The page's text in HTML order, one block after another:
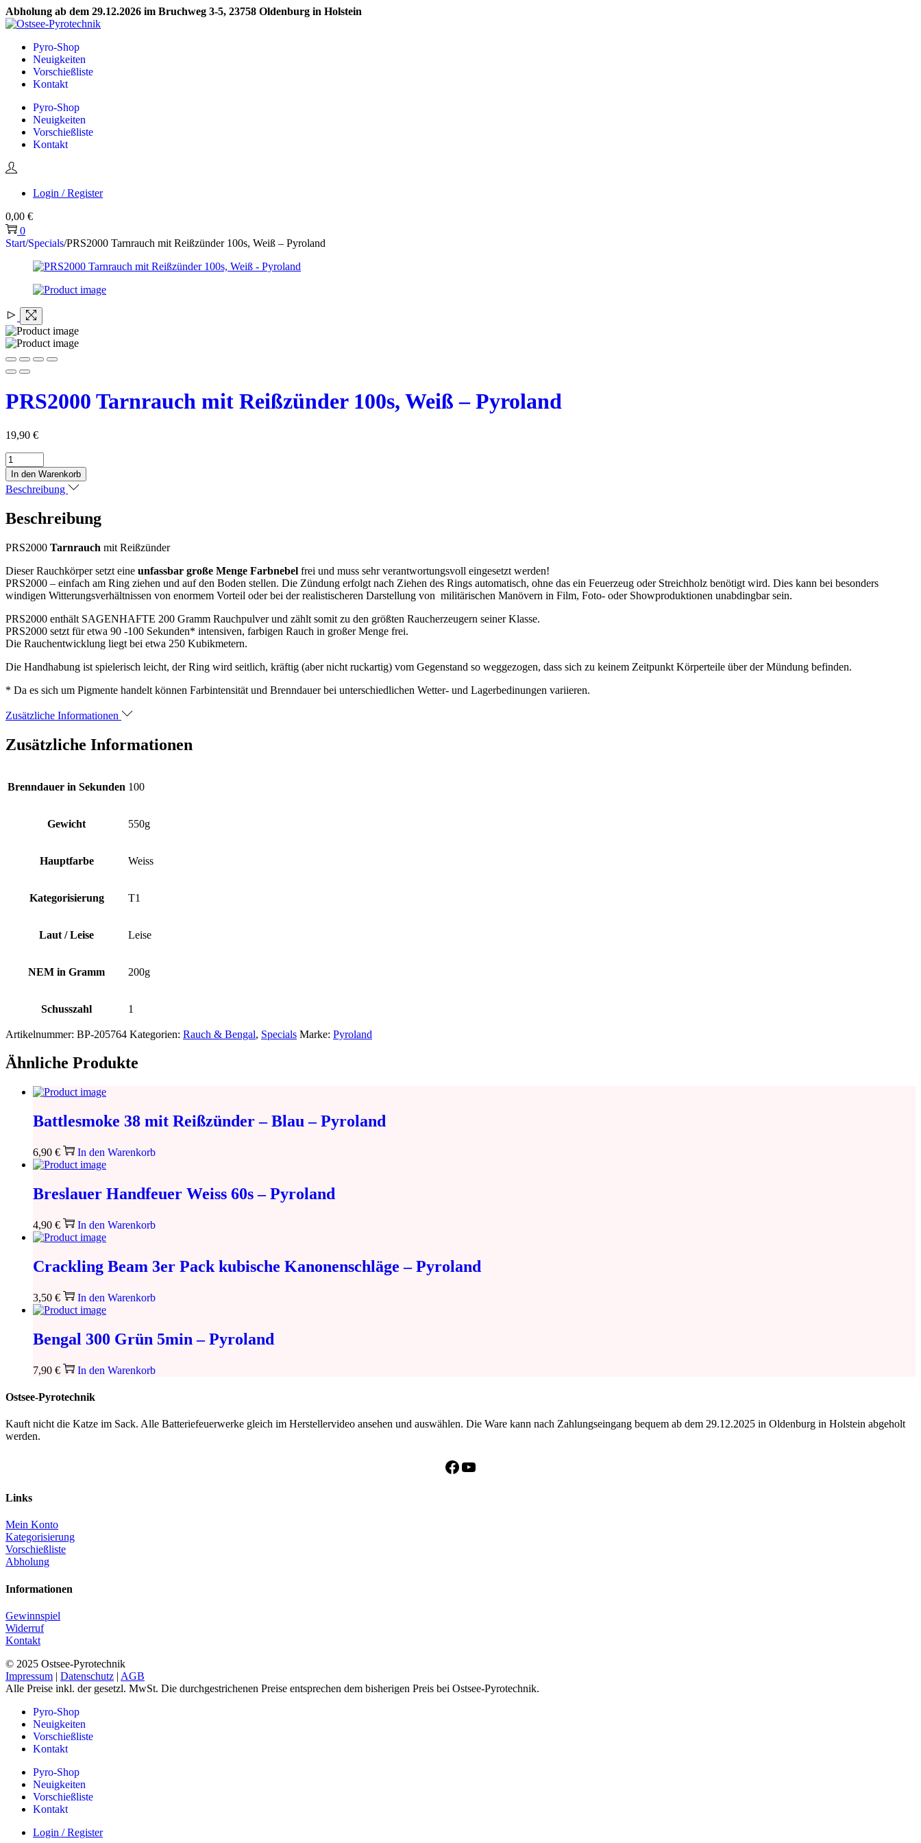
Abholung ab dem 29.12.2026 im Bruchweg 3-5, 23758 Oldenburg in Holstein
Skip
navigation
Skip
contentPyro-Shop
Neuigkeiten
Vorschießliste
Kontakt
Pyro-Shop
Neuigkeiten
Vorschießliste
Kontakt
Login / Register
0,00 €
0
Start/Specials/PRS2000 Tarnrauch mit Reißzünder 100s, Weiß – Pyroland
PRS2000 Tarnrauch mit Reißzünder 100s, Weiß – Pyroland
19,90 €
PRS2000
Tarnrauch
mit
Reißzünder
Weiß
Pyroland
In den Warenkorb
Beschreibung
Beschreibung
PRS2000 Tarnrauch mit Reißzünder
Dieser Rauchkörper setzt eine unfassbar große Menge Farbnebel frei und muss sehr verantwortungsvoll eingesetzt werden!
PRS2000 – einfach am Ring ziehen und auf den Boden stellen. Die Zündung erfolgt nach Ziehen des Rings automatisch, ohne das ein Feuerzeug oder Streichholz benötigt wird. Dies kann bei besonders
windigen Witterungsverhältnissen von enormem Vorteil oder bei der realistischeren Darstellung von militärischen Manövern in Film, Foto- oder Showproduktionen unabdingbar sein.
PRS2000 enthält SAGENHAFTE 200 Gramm Rauchpulver und zählt somit zu den größten Raucherzeugern seiner Klasse.
PRS2000 setzt für etwa 90 -100 Sekunden* intensiven, farbigen Rauch in großer Menge frei.
Die Rauchentwicklung liegt bei etwa 250 Kubikmetern.
Die Handhabung ist spielerisch leicht, der Ring wird seitlich, kräftig (aber nicht ruckartig) vom Gegenstand so weggezogen, dass sich zu keinem Zeitpunkt Körperteile über der Mündung befinden.
* Da es sich um Pigmente handelt können Farbintensität und Brenndauer bei unterschiedlichen Wetter- und Lagerbedinungen variieren.
Zusätzliche Informationen
Zusätzliche Informationen
Brenndauer in Sekunden 100
Gewicht 550g
Hauptfarbe Weiss
Kategorisierung T1
Laut / Leise Leise
NEM in Gramm 200g
Schusszahl 1
Artikelnummer: BP-205764 Kategorien: Rauch & Bengal, Specials Marke: Pyroland
Ähnliche Produkte
Battlesmoke 38 mit Reißzünder – Blau – Pyroland
6,90 € In den Warenkorb
Breslauer Handfeuer Weiss 60s – Pyroland
4,90 € In den Warenkorb
Crackling Beam 3er Pack kubische Kanonenschläge – Pyroland
3,50 € In den Warenkorb
Bengal 300 Grün 5min – Pyroland
7,90 € In den Warenkorb
Ostsee-Pyrotechnik
Kauft nicht die Katze im Sack. Alle Batteriefeuerwerke gleich im Herstellervideo ansehen und auswählen. Die Ware kann nach Zahlungseingang bequem ab dem 29.12.2025 in Oldenburg in Holstein abgeholt
werden.
Facebook
YouTube
Links
Mein Konto
Kategorisierung
Vorschießliste
Abholung
Informationen
Gewinnspiel
Widerruf
Kontakt
© 2025 Ostsee-Pyrotechnik
Impressum | Datenschutz | AGB
Alle Preise inkl. der gesetzl. MwSt. Die durchgestrichenen Preise entsprechen dem bisherigen Preis bei Ostsee-Pyrotechnik.
Pyro-Shop
Neuigkeiten
Vorschießliste
Kontakt
Pyro-Shop
Neuigkeiten
Vorschießliste
Kontakt
Login / Register